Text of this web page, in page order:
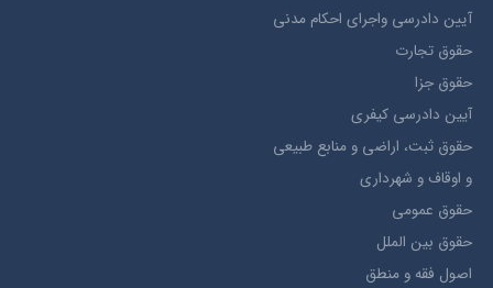
آيين دادرسي ​واجراي ​احکام ​مدني
حقوق تجارت
حقوق جزا
آيین دادرسی کیفری
حقوق ثبت، اراضي و منابع طبيعي
و اوقاف و شهرداری
حقوق عمومی
حقوق بين الملل
اصول فقه و منطق